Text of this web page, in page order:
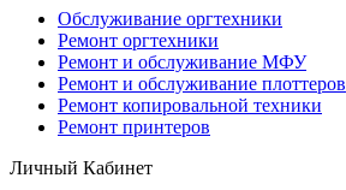
Обслуживание оргтехники
Ремонт оргтехники
Ремонт и обслуживание МФУ
Ремонт и обслуживание плоттеров
Ремонт копировальной техники
Ремонт принтеров
Личный Кабинет